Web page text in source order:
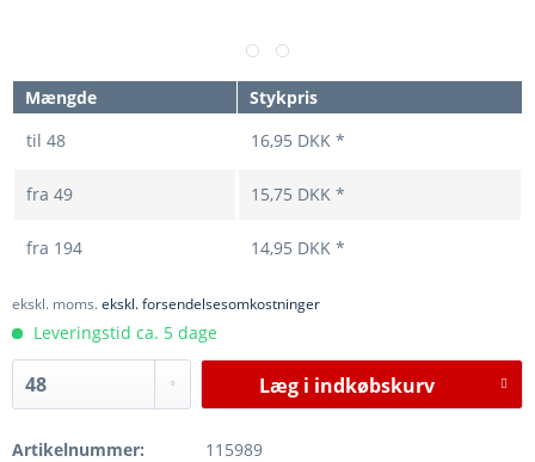
Mængde
Stykpris
til 48 16,95 DKK *
fra 49 15,75 DKK *
fra 194 14,95 DKK *
ekskl. moms.ekskl. forsendelsesomkostninger
Leveringstid ca. 5 dage
Læg i indkøbskurv
Artikelnummer: 115989